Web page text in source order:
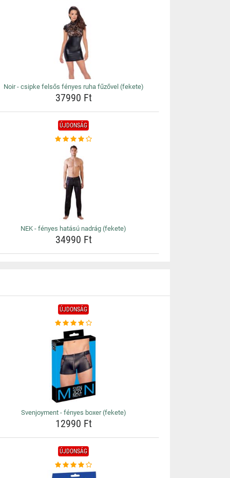
Noir - csipke felsős fényes ruha fűzővel (fekete)
37990 Ft
ÚJDONSÁG
NEK - fényes hatású nadrág (fekete)
34990 Ft
ÚJDONSÁG
Svenjoyment - fényes boxer (fekete)
12990 Ft
ÚJDONSÁG